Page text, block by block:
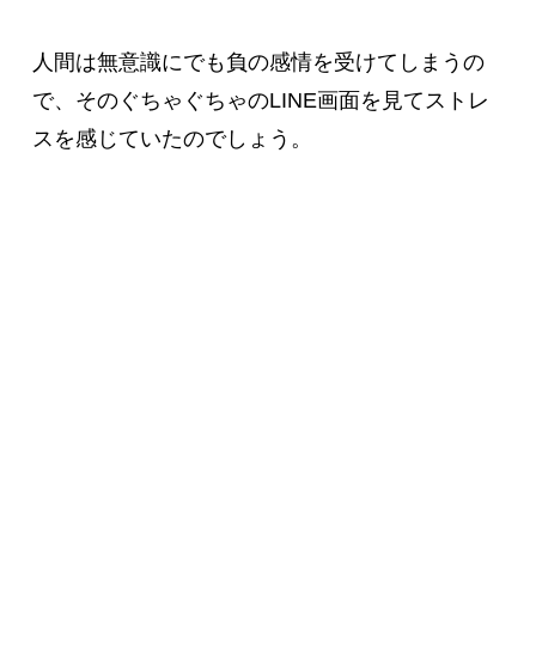
人間は無意識にでも負の感情を受けてしまうの
で、そのぐちゃぐちゃのLINE画面を見てストレ
スを感じていたのでしょう。